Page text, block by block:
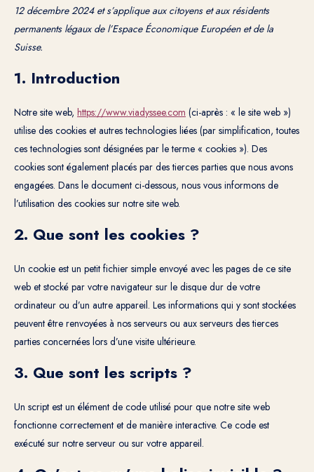
12 décembre 2024 et s’applique aux citoyens et aux résidents
permanents légaux de l’Espace Économique Européen et de la
Suisse.
1. Introduction
Notre site web, https://www.viadyssee.com (ci-après : « le site web »)
utilise des cookies et autres technologies liées (par simplification, toutes
ces technologies sont désignées par le terme « cookies »). Des
cookies sont également placés par des tierces parties que nous avons
engagées. Dans le document ci-dessous, nous vous informons de
l’utilisation des cookies sur notre site web.
2. Que sont les cookies ?
Un cookie est un petit fichier simple envoyé avec les pages de ce site
web et stocké par votre navigateur sur le disque dur de votre
ordinateur ou d’un autre appareil. Les informations qui y sont stockées
peuvent être renvoyées à nos serveurs ou aux serveurs des tierces
parties concernées lors d’une visite ultérieure.
3. Que sont les scripts ?
Un script est un élément de code utilisé pour que notre site web
fonctionne correctement et de manière interactive. Ce code est
exécuté sur notre serveur ou sur votre appareil.